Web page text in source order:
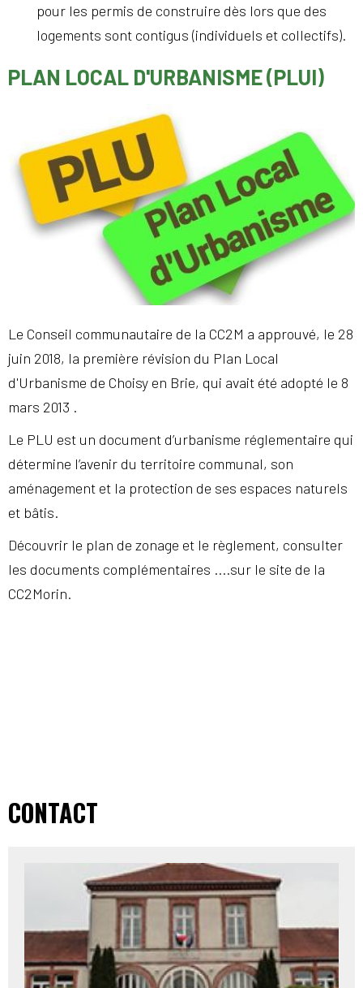
pour les permis de construire dès lors que des
logements sont contigus (individuels et collectifs).
PLAN LOCAL D'URBANISME (PLUI)
Le Conseil communautaire de la CC2M a approuvé, le 28
juin 2018, la première révision du Plan Local
d'Urbanisme de Choisy en Brie, qui avait été adopté le 8
mars 2013 .
Le PLU est un document d’urbanisme réglementaire qui
détermine l’avenir du territoire communal, son
aménagement et la protection de ses espaces naturels
et bâtis.
Découvrir le plan de zonage et le règlement, consulter
les documents complémentaires ....sur le site de la
CC2Morin.
CONTACT